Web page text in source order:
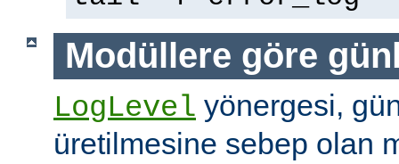
Modüllere göre
LogLevel yönergesi,
üretilmesine sebep olan